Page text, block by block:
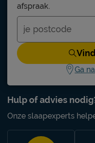
Hulp of advies
Onze slaapexperts
afspraak.
Ga